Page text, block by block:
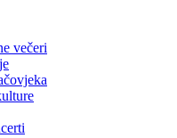
večeri